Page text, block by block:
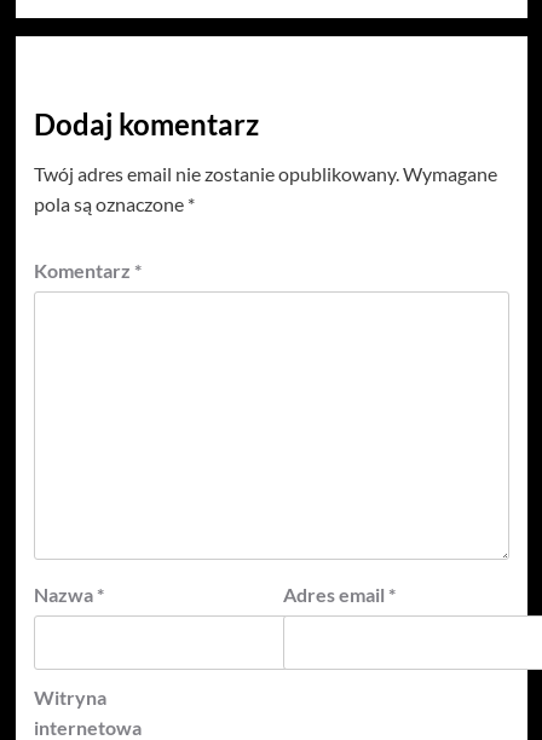
Dodaj komentarz
Twój adres email nie zostanie opublikowany.Wymagane
pola są oznaczone *
Komentarz *
Nazwa * Adres email *
Witryna
internetowa